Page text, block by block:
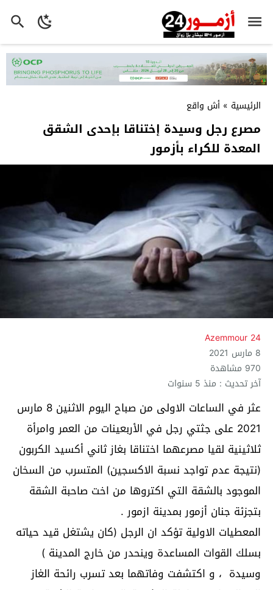
الرئيسية » أش واقع
مصرع رجل وسيدة إختناقا بإحدى الشقق
المعدة للكراء بأزمور
Azemmour 24
8 مارس 2021
970 مشاهدة
آخر تحديث : منذ 5 سنوات
عثر في الساعات الاولى من صباح اليوم الاثنين 8 مارس
2021 على جثتي رجل في الأربعينات من العمر وامرأة
ثلاثينية لقيا مصرعهما اختناقا بغاز ثاني أكسيد الكربون
(نتيجة عدم تواجد نسبة الاكسجين) المتسرب من السخان
الموجود بالشقة التي اكتروها من اخت صاحبة الشقة
بتجزئة جنان أزمور بمدينة ازمور .
المعطيات الاولية تؤكد ان الرجل (كان يشتغل قيد حياته
بسلك القوات المساعدة وينحدر من خارج المدينة )
وسيدة ، و اكتشفت وفاتهما بعد تسرب رائحة الغاز